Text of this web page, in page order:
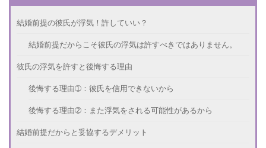
結婚前提の彼氏が浮気！許していい？
結婚前提だからこそ彼氏の浮気は許すべきではありません。
彼氏の浮気を許すと後悔する理由
後悔する理由➀：彼氏を信用できないから
後悔する理由➁：また浮気をされる可能性があるから
結婚前提だからと妥協するデメリット